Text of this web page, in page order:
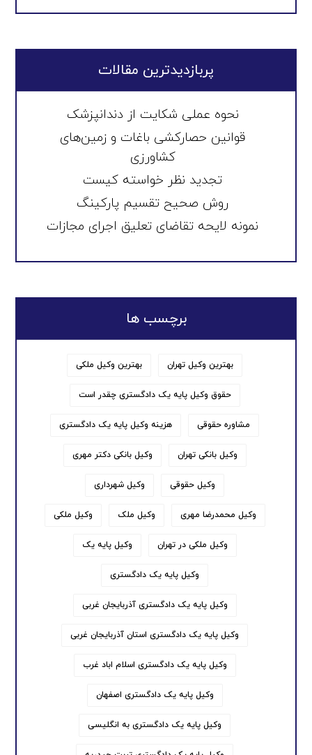
پربازدیدترین مقالات
نحوه عملی شکایت از دندانپزشک
قوانین حصارکشی باغات و زمین‌های
کشاورزی
تجدید نظر خواسته کیست
روش صحیح تقسیم پارکینگ
نمونه لایحه تقاضای تعلیق اجرای مجازات
برچسب ها
بهترین وکیل تهران بهترین وکیل ملکی
حقوق وکیل پایه یک دادگستری چقدر است
مشاوره حقوقی هزینه وکیل پایه یک دادگستری
وکیل بانکی تهران وکیل بانکی دکتر مهری
وکیل حقوقی وکیل شهرداری
وکیل محمدرضا مهری وکیل ملک وکیل ملکی
وکیل ملکی در تهران وکیل پایه یک
وکیل پایه یک دادگستری
وکیل پایه یک دادگستری آذربایجان غربی
وکیل پایه یک دادگستری استان آذربایجان غربی
وکیل پایه یک دادگستری اسلام اباد غرب
وکیل پایه یک دادگستری اصفهان
وکیل پایه یک دادگستری به انگلیسی